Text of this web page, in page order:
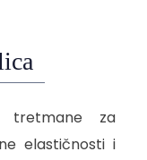
tretmane za
elastičnosti i